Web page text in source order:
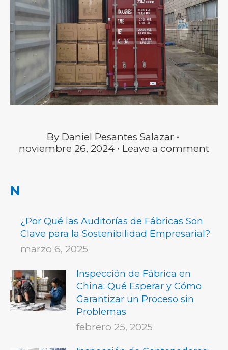
By Daniel Pesantes Salazar
noviembre 26, 2024
Leave a comment
POST
NAVIGATION
N
¿Por Qué las Auditorías de Fábricas Son
Clave para la Sostenibilidad Empresarial?
marzo 6, 2025
Inspección de Fábrica en
China: Qué Esperar y Cómo
Garantizar un Proceso sin
Problemas
febrero 25, 2025